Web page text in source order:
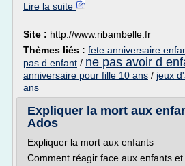
Lire la suite
Site : http://www.ribambelle.fr
Thèmes liés : fete anniversaire
pas d enfant / ne pas avoir d
anniversaire pour fille 10 ans / jeux
ans
Expliquer la mort aux
Ados
Expliquer la mort aux enfants
Comment réagir face aux enfants